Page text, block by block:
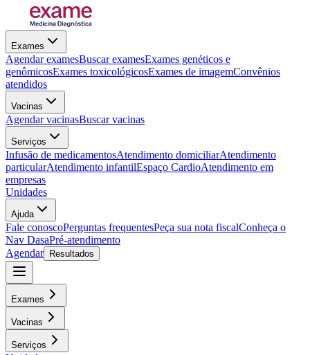
Exames
Agendar examesBuscar examesExames genéticos e
genômicosExames toxicológicosExames de imagemConvênios
atendidos
Vacinas
Agendar vacinasBuscar vacinas
Serviços
Infusão de medicamentosAtendimento domiciliarAtendimento
particularAtendimento infantilEspaço CardioAtendimento em
empresas
Unidades
Ajuda
Fale conoscoPerguntas frequentesPeça sua nota fiscalConheça o
Nav DasaPré-atendimento
Agendar
Resultados
Exames
Vacinas
Serviços